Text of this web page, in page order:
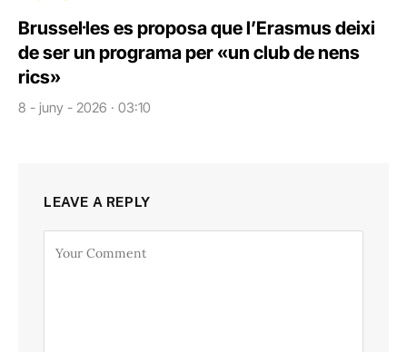
Brussel·les es proposa que l’Erasmus deixi
de ser un programa per «un club de nens
rics»
8 - juny - 2026 · 03:10
LEAVE A REPLY